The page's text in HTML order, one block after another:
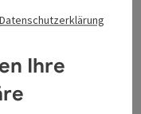
geöffnet
Datenschutzerklärung
Ihre